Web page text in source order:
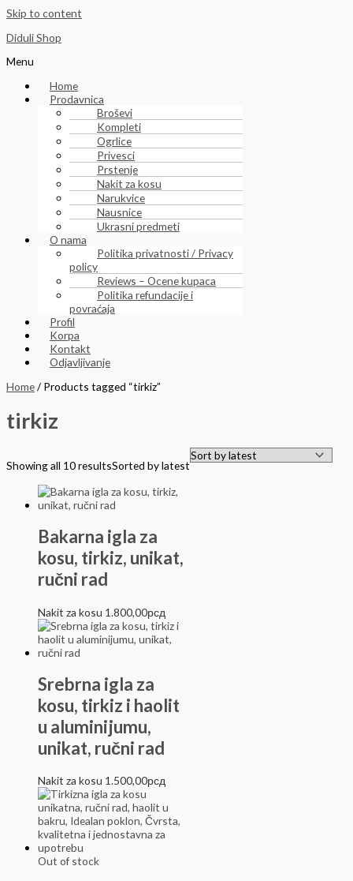
Skip to content
Diduli Shop
Menu
Home
Prodavnica
Broševi
Kompleti
Ogrlice
Privesci
Prstenje
Nakit za kosu
Narukvice
Nausnice
Ukrasni predmeti
O nama
Politika privatnosti / Privacy
policy
Reviews – Ocene kupaca
Politika refundacije i
povraćaja
Profil
Korpa
Kontakt
Odjavljivanje
Home/ Products tagged “tirkiz”
tirkiz
Showing all 10 resultsSorted by latest
Bakarna igla za
kosu, tirkiz, unikat,
ručni rad
Nakit za kosu 1.800,00рсд
Srebrna igla za
kosu, tirkiz i haolit
u aluminijumu,
unikat, ručni rad
Nakit za kosu 1.500,00рсд
Out of stock